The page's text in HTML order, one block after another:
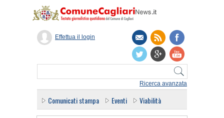
Ricerca avanzata
Effettua il login
Comunicati stampa Eventi Viabilità